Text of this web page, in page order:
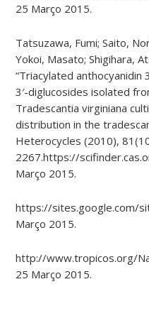
25 Março 2015.
Tatsuzawa, Fumi; Saito,
Yokoi, Masato; Shigihara,
“Triacylated anthocyanidin
3′-​diglucosides isolated
Tradescantia virginiana
distribution in the
Heterocycles (2010),
2267.https://
Março 2015.
https://sites.google.com/
Março 2015.
http://www.tropicos.org/
25 Março 2015.